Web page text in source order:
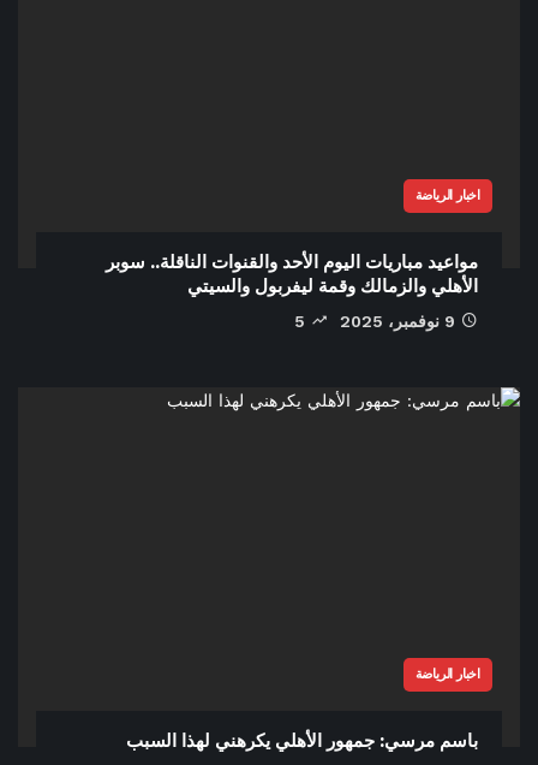
اخبار الرياضة
مواعيد مباريات اليوم الأحد والقنوات الناقلة.. سوبر
الأهلي والزمالك وقمة ليفربول والسيتي
9 نوفمبر، 2025 5
اخبار الرياضة
باسم مرسي: جمهور الأهلي يكرهني لهذا السبب